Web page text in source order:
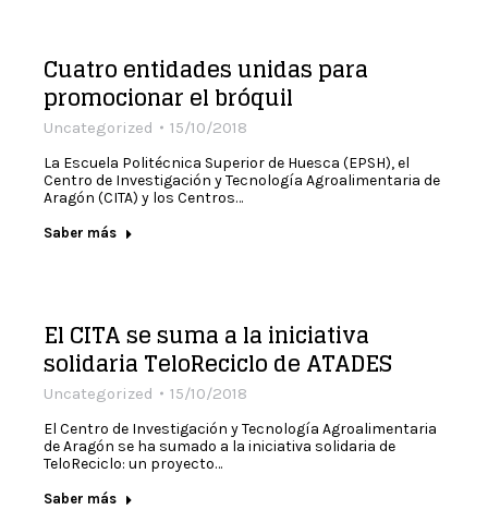
Cuatro entidades unidas para
promocionar el bróquil
Uncategorized 15/10/2018
La Escuela Politécnica Superior de Huesca (EPSH), el
Centro de Investigación y Tecnología Agroalimentaria de
Aragón (CITA) y los Centros…
Saber más
El CITA se suma a la iniciativa
solidaria TeloReciclo de ATADES
Uncategorized 15/10/2018
El Centro de Investigación y Tecnología Agroalimentaria
de Aragón se ha sumado a la iniciativa solidaria de
TeloReciclo: un proyecto…
Saber más